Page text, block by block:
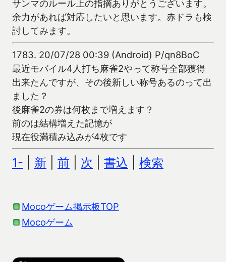
サンマのルール上の指摘ありがとうございます。
余力があれば対応したいと思います。赤ドラも検
討してみます。
1783. 20/07/28 00:39 (Android) P/qn8BoC
最近モバイル4人打ち麻雀2やって称号全部獲得
出来たんですが、その後新しい称号あるのって出
ました？
後麻雀2の券は何枚まで増えます？
前のは結構増えた記憶が
現在役満積み込みが4枚です
1- 新 前 次 書込 検索
Mocoゲーム掲示板TOP
Mocoゲーム